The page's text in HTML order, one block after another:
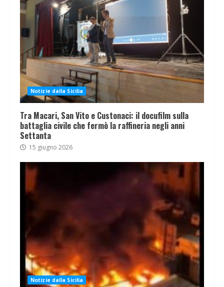
Notizie dalla Sicilia
Tra Macari, San Vito e Custonaci: il docufilm sulla
battaglia civile che fermò la raffineria negli anni
Settanta
15 giugno 2026
Notizie dalla Sicilia